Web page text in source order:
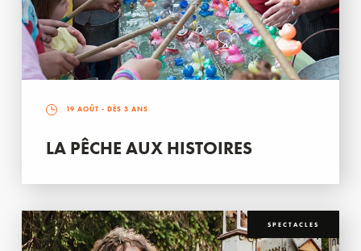
19 AOÛT - DÈS 3 ANS
LA PÊCHE AUX HISTOIRES
SPECTACLES